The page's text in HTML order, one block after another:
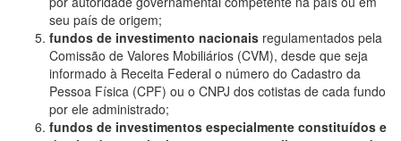
seu país de origem;
fundos de investimento nacionais regulamentados pela
Comissão de Valores Mobiliários (CVM), desde que seja
informado à Receita Federal o número do Cadastro da
Pessoa Física (CPF) ou o CNPJ dos cotistas de cada fundo
por ele administrado;
fundos de investimentos especialmente constituídos e